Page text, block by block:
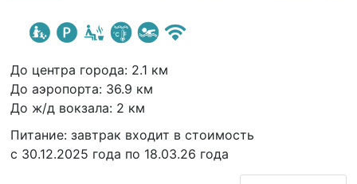
До центра города: 2.1 км
До аэропорта: 36.9 км
До ж/д вокзала: 2 км
Питание: завтрак входит в стоимость
с 30.12.2025 года по 18.03.26 года